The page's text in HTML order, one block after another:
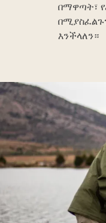
በማዋጣት፣
እንችላለን።
Image